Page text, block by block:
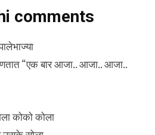
comments
“एक बार आजा.. आजा.. आजा..
कोको कोला